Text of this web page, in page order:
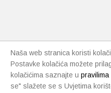
Naša web stranica koristi
Postavke kolačića možete
kolačićima saznajte u
se" slažete se s Uvjetima